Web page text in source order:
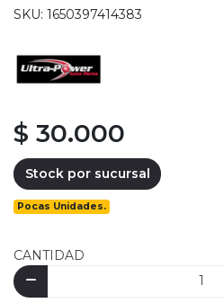
SKU: 1650397414383
$ 30.000
Stock por sucursal
Pocas Unidades.
CANTIDAD